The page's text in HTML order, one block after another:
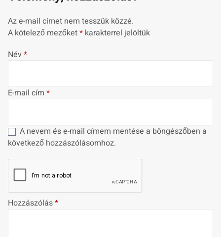
Az e-mail címet nem tesszük közzé.
A kötelező mezőket* karakterrel jelöltük
Név*
E-mail cím *
A nevem és e-mail címem mentése a böngészőben a
következő hozzászólásomhoz.
Hozzászólás*